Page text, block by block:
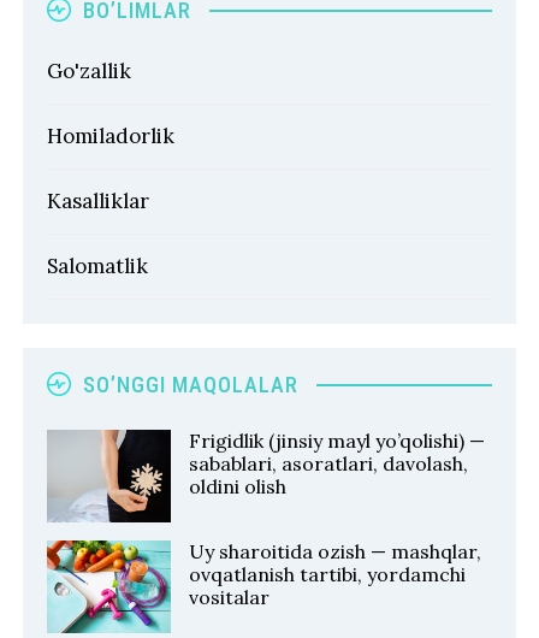
BO’LIMLAR
Go'zallik
Homiladorlik
Kasalliklar
Salomatlik
SO’NGGI MAQOLALAR
Frigidlik (jinsiy mayl yo’qolishi) —
sabablari, asoratlari, davolash,
oldini olish
Uy sharoitida ozish — mashqlar,
ovqatlanish tartibi, yordamchi
vositalar